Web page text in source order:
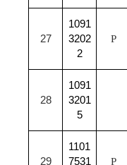
27
1091
3202
2
P
28
1091
3201
5
29
1101
7531
P